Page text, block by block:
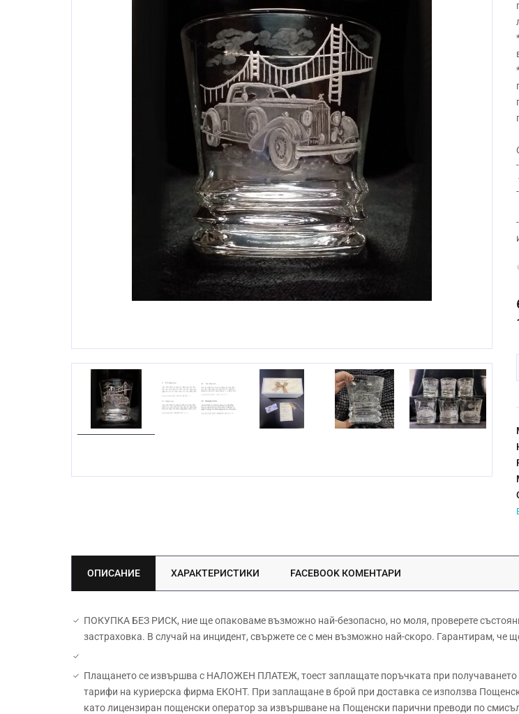
ОПИСАНИЕ ХАРАКТЕРИСТИКИ FACEBOOK КОМЕНТАРИ
ПОКУПКА БЕЗ РИСК, ние ще опаковаме възможно най-безопасно, но моля, проверете
застраховка. В случай на инцидент, свържете се с мен възможно най-скоро. Гарантирам, че
Плащането се извършва с НАЛОЖЕН ПЛАТЕЖ, тоест заплащате поръчката при получаването
тарифи на куриерска фирма ЕКОНТ. При заплащане в брой при доставка се използва
като лицензиран пощенски оператор за извършване на Пощенски парични преводи по